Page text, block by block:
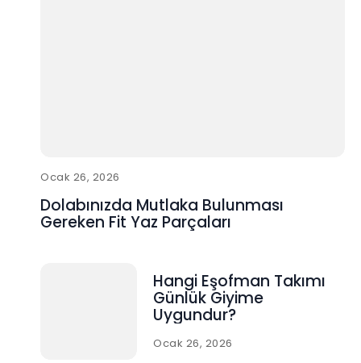
Ocak 26, 2026
Dolabınızda Mutlaka Bulunması
Gereken Fit Yaz Parçaları
Hangi Eşofman Takımı
Günlük Giyime
Uygundur?
Ocak 26, 2026